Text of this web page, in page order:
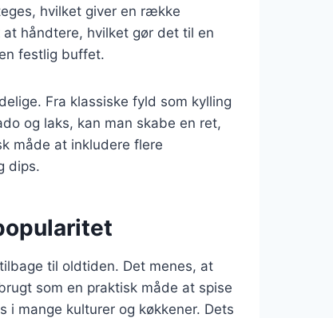
hvilket giver en række
håndtere, hvilket gør det til en
festlig buffet.
Fra klassiske fyld som kylling
og laks, kan man skabe en ret,
måde at inkludere flere
dips.
til oldtiden. Det menes, at
som en praktisk måde at spise
mange kulturer og køkkener. Dets